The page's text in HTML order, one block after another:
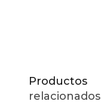
Productos
relacionados